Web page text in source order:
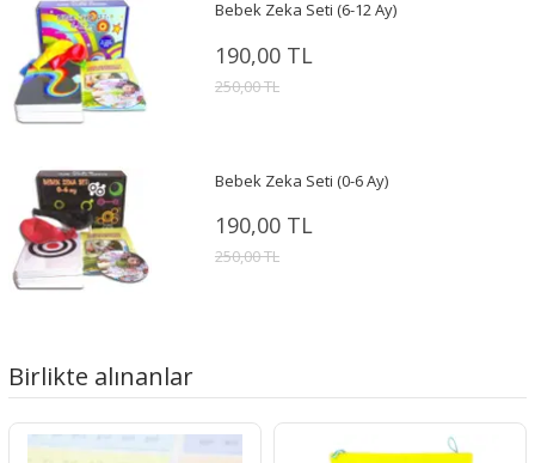
Bebek Zeka Seti (6-12 Ay)
190,00 TL
250,00 TL
Bebek Zeka Seti (0-6 Ay)
190,00 TL
250,00 TL
Birlikte alınanlar